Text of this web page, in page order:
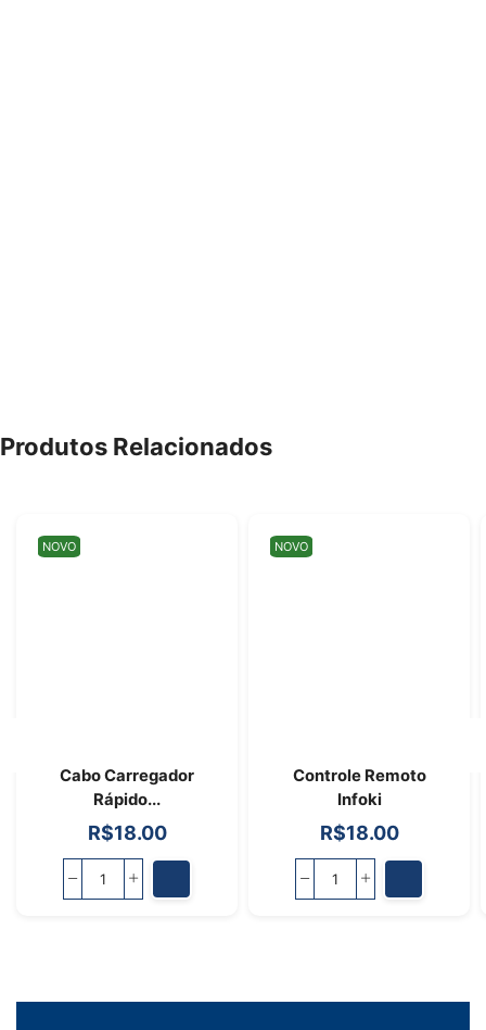
Produtos Relacionados
NOVO
Cabo Carregador
Rápido...
R$18.00
NOVO
Controle Remoto
Infoki
R$18.00